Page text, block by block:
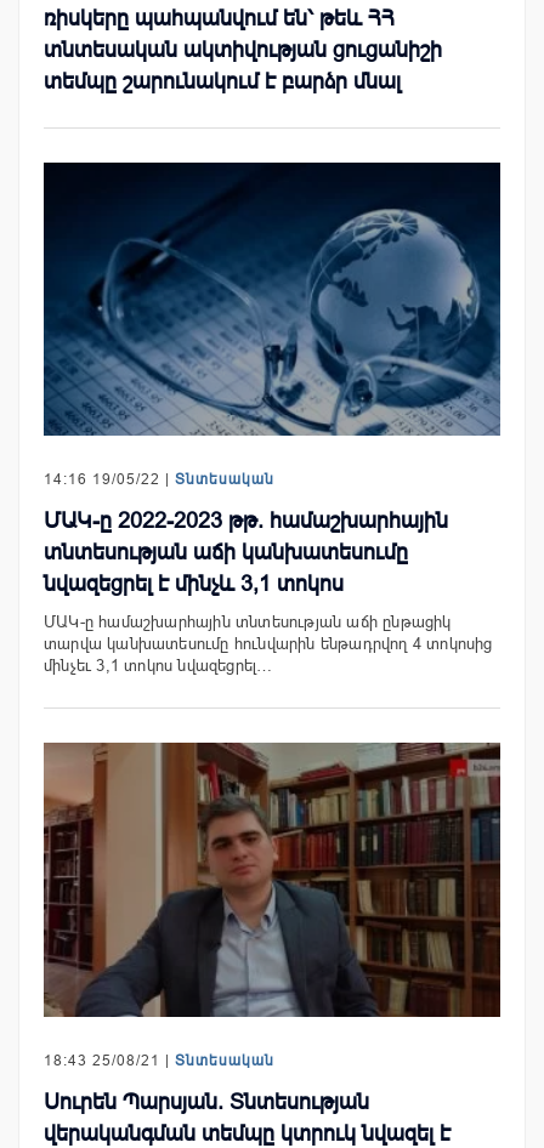
ռիսկերը պահպանվում են՝ թեև ՀՀ
տնտեսական ակտիվության ցուցանիշի
տեմպը շարունակում է բարձր մնալ
14:16 19/05/22 | Տնտեսական
ՄԱԿ-ը 2022-2023 թթ. համաշխարհային
տնտեսության աճի կանխատեսումը
նվազեցրել է մինչև 3,1 տոկոս
ՄԱԿ-ը համաշխարհային տնտեսության աճի ընթացիկ
տարվա կանխատեսումը հունվարին ենթադրվող 4 տոկոսից
մինչեւ 3,1 տոկոս նվազեցրել…
18:43 25/08/21 | Տնտեսական
Սուրեն Պարսյան. Տնտեսության
վերականգման տեմպը կտրուկ նվազել է